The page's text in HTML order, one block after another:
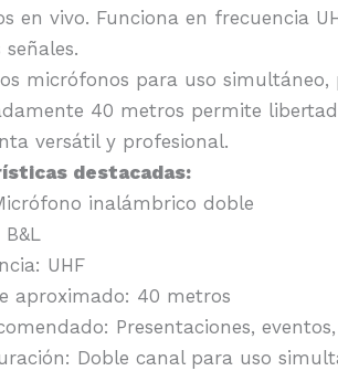
en vivo. Funciona en frecuencia
micrófonos para uso
40 metros permite
versátil y profesional.
destacadas:
inalámbrico doble
UHF
aproximado: 40 metros
Presentaciones,
Doble canal para uso